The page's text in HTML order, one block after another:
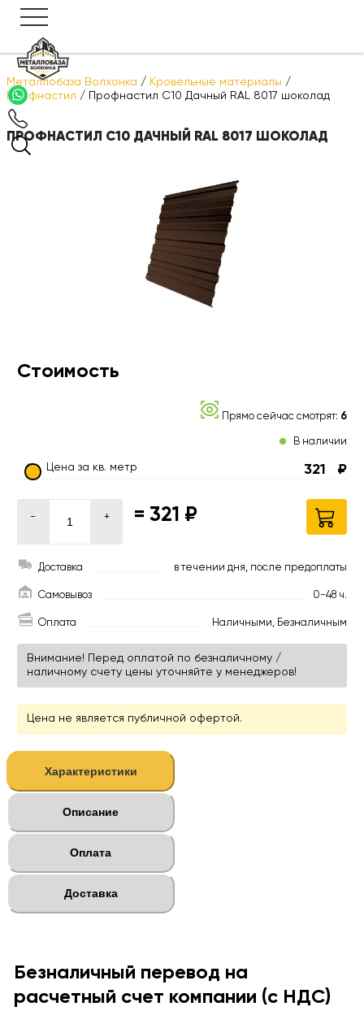
Металлобаза Волхонка / Кровельные материалы /
Профнастил / Профнастил С10 Дачный RAL 8017 шоколад
ПРОФНАСТИЛ С10 ДАЧНЫЙ RAL 8017 ШОКОЛАД
Стоимость
Прямо сейчас смотрят: 6
В наличии
Цена за кв. метр 321 ₽
- + = 321 ₽
Доставка в течении дня, после предоплаты
Самовывоз 0-48 ч.
Оплата Наличными, Безналичным
Внимание! Перед оплатой по безналичному /
наличному счету цены уточняйте у менеджеров!
Цена не является публичной офертой.
Характеристики
Описание
Оплата
Доставка
Безналичный перевод на
расчетный счет компании (с НДС)